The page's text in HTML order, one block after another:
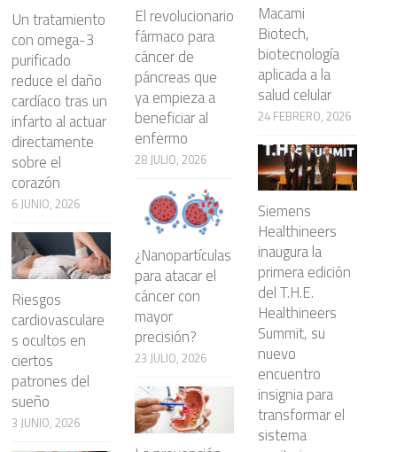
Un tratamiento
con omega-3
purificado
reduce el daño
cardíaco tras un
infarto al actuar
directamente
sobre el
corazón
6 JUNIO, 2026
Riesgos
cardiovasculare
s ocultos en
ciertos
patrones del
sueño
3 JUNIO, 2026
El revolucionario
fármaco para
cáncer de
páncreas que
ya empieza a
beneficiar al
enfermo
28 JULIO, 2026
¿Nanopartículas
para atacar el
cáncer con
mayor
precisión?
23 JULIO, 2026
Macami
Biotech,
biotecnología
aplicada a la
salud celular
24 FEBRERO, 2026
Siemens
Healthineers
inaugura la
primera edición
del T.H.E.
Healthineers
Summit, su
nuevo
encuentro
insignia para
transformar el
sistema